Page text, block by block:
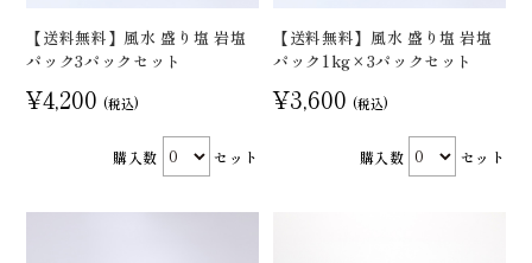
【送料無料】風水 盛り塩 岩塩
パック3パックセット
¥4,200 (税込)
購入数 セット
【送料無料】風水 盛り塩 岩塩
パック1kg×3パックセット
¥3,600 (税込)
購入数 セット